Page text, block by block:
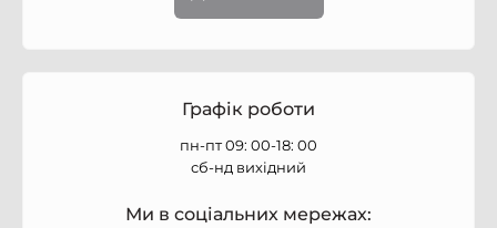
Графік роботи
пн-пт 09: 00-18: 00
сб-нд вихідний
Ми в соціальних мережах: